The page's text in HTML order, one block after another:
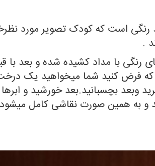
رنگی است که کودک تصویر مورد
.
رنگی با مداد کشیده شده و بعد با
فرض کنید شما میخواهید یک
وبعد بچسبانید.بعد خورشید و
و به همین صورت نقاشی کامل